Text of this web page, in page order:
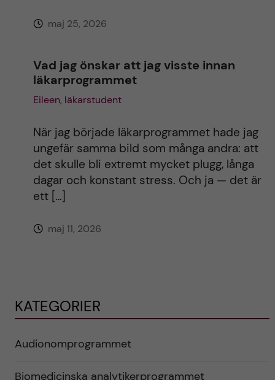
maj 25, 2026
Vad jag önskar att jag visste innan
läkarprogrammet
Eileen, läkarstudent
När jag började läkarprogrammet hade jag
ungefär samma bild som många andra: att
det skulle bli extremt mycket plugg, långa
dagar och konstant stress. Och ja — det är
ett […]
maj 11, 2026
KATEGORIER
Audionomprogrammet
Biomedicinska analytikerprogrammet